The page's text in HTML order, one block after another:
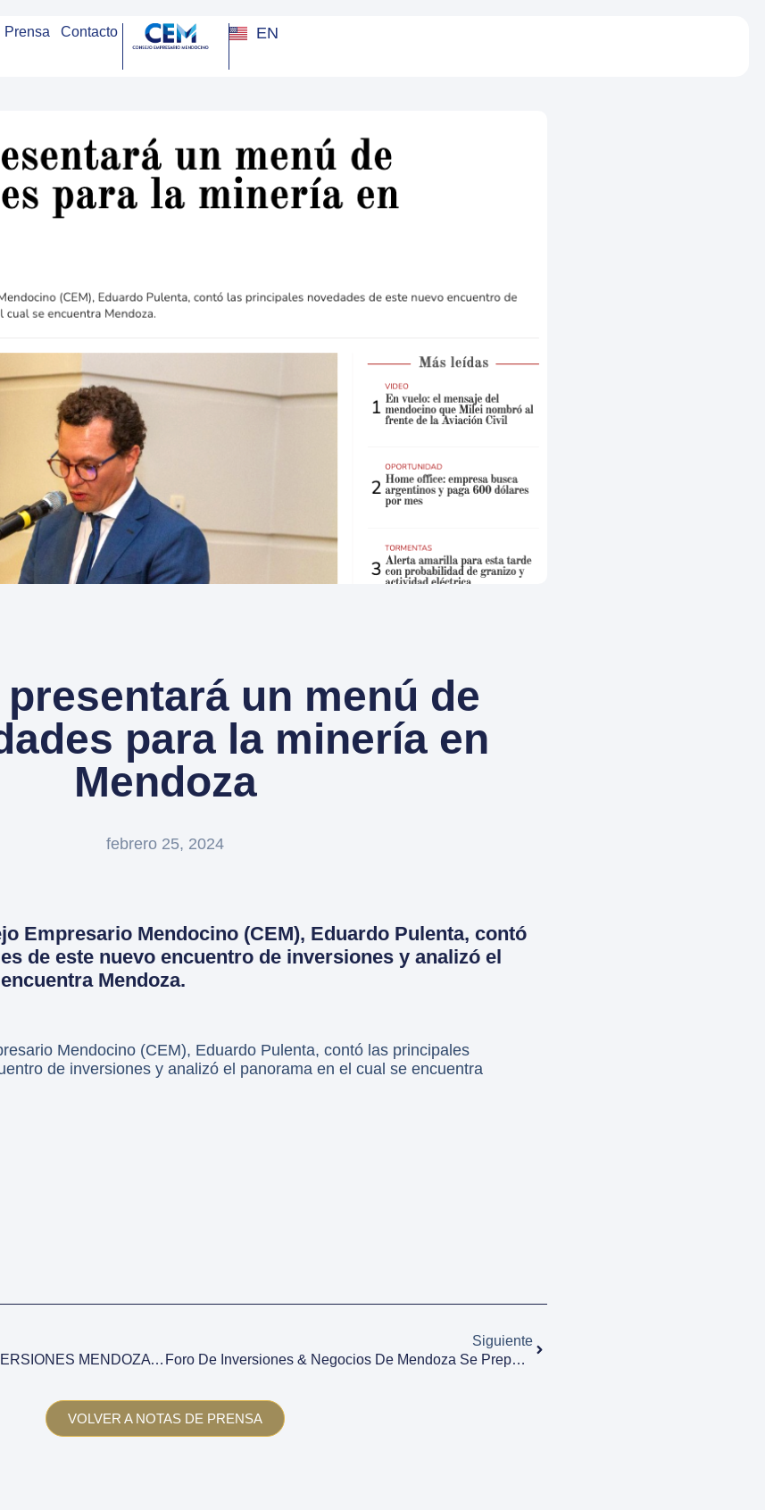
Prensa Contacto EN
presentará un menú de
para la minería en
Mendoza
febrero 25, 2024
Empresario Mendocino (CEM), Eduardo Pulenta, contó
de este nuevo encuentro de inversiones y analizó el
Mendoza.
Mendocino (CEM), Eduardo Pulenta, contó las principales
de inversiones y analizó el panorama en el cual se encuentra
5º FORO DE NEGOCIOS E INVERSIONES MENDOZA 2024
Siguiente
Foro De Inversiones & Negocios De Mendoza Se Prepara Para Su Quinta Edición
VOLVER A NOTAS DE PRENSA